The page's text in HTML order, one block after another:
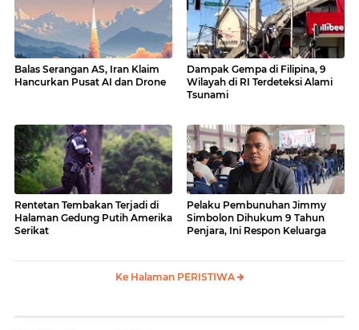
Balas Serangan AS, Iran Klaim
Hancurkan Pusat AI dan Drone
Dampak Gempa di Filipina, 9
Wilayah di RI Terdeteksi Alami
Tsunami
Rentetan Tembakan Terjadi di
Halaman Gedung Putih Amerika
Serikat
Pelaku Pembunuhan Jimmy
Simbolon Dihukum 9 Tahun
Penjara, Ini Respon Keluarga
Ke Halaman PERISTIWA